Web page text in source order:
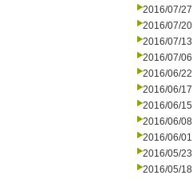
2016/07/27
2016/07/20
2016/07/13
2016/07/06
2016/06/22
2016/06/17
2016/06/15
2016/06/08
2016/06/01
2016/05/23
2016/05/18